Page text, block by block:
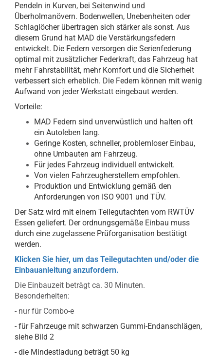
Pendeln in Kurven, bei Seitenwind und
Überholmanövern. Bodenwellen, Unebenheiten oder
Schlaglöcher übertragen sich stärker als sonst. Aus
diesem Grund hat MAD die Verstärkungsfedern
entwickelt. Die Federn versorgen die Serienfederung
optimal mit zusätzlicher Federkraft, das Fahrzeug hat
mehr Fahrstabilität, mehr Komfort und die Sicherheit
verbessert sich erheblich. Die Federn können mit wenig
Aufwand von jeder Werkstatt eingebaut werden.
Vorteile:
MAD Federn sind unverwüstlich und halten oft
ein Autoleben lang.
Geringe Kosten, schneller, problemloser Einbau,
ohne Umbauten am Fahrzeug.
Für jedes Fahrzeug individuell entwickelt.
Von vielen Fahrzeugherstellern empfohlen.
Produktion und Entwicklung gemäß den
Anforderungen von ISO 9001 und TÜV.
Der Satz wird mit einem Teilegutachten vom RWTÜV
Essen geliefert. Der ordnungsgemäße Einbau muss
durch eine zugelassene Prüforganisation bestätigt
werden.
Klicken Sie hier, um das Teilegutachten und/oder die
Einbauanleitung anzufordern.
Die Einbauzeit beträgt ca. 30 Minuten.
Besonderheiten:
- nur für Combo-e
- für Fahrzeuge mit schwarzen Gummi-Endanschlägen,
siehe Bild 2
- die Mindestladung beträgt 50 kg